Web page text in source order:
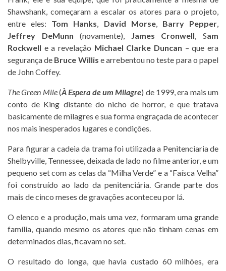
Shawshank, começaram a escalar os atores para o projeto,
entre eles: Tom Hanks, David Morse, Barry Pepper,
Jeffrey DeMunn (novamente), James Cronwell, Sam
Rockwell e a revelação Michael Clarke Duncan – que era
segurança de Bruce Willis e arrebentou no teste para o papel
de John Coffey.
The Green Mile(À Espera de um Milagre) de 1999, era mais um
conto de King distante do nicho de horror, e que tratava
basicamente de milagres e sua forma engraçada de acontecer
nos mais inesperados lugares e condições.
Para figurar a cadeia da trama foi utilizada a Penitenciaria de
Shelbyville, Tennessee, deixada de lado no filme anterior, e um
pequeno set com as celas da “Milha Verde” e a “Faísca Velha”
foi construído ao lado da penitenciária. Grande parte dos
mais de cinco meses de gravações aconteceu por lá.
O elenco e a produção, mais uma vez, formaram uma grande
família, quando mesmo os atores que não tinham cenas em
determinados dias, ficavam no set.
O resultado do longa, que havia custado 60 milhões, era